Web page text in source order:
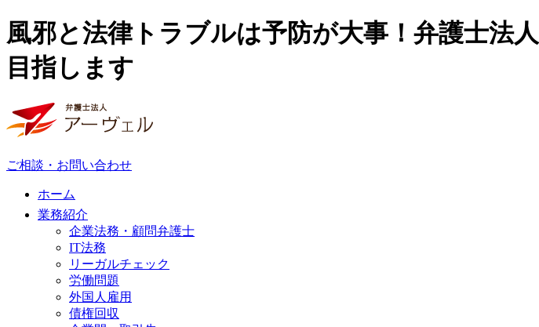
風邪と法律トラブルは予防が大事！弁護士法
目指します
ご相談・お問い合わせ
ホーム
業務紹介
企業法務・顧問弁護士
IT法務
リーガルチェック
労働問題
外国人雇用
債権回収